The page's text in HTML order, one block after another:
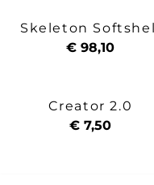
Skeleton Softshell
€ 98,10
Creator 2.0
€ 7,50